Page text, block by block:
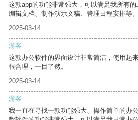
这款app的功能非常强大，可以满足我所有
编辑文档、制作演示文稿、管理日程安排等。
2025-03-14
游客
这款办公软件的界面设计非常简洁，使用起
很合理，一目了然。
2025-03-14
游客
我一直在寻找一款功能强大、操作简单的办